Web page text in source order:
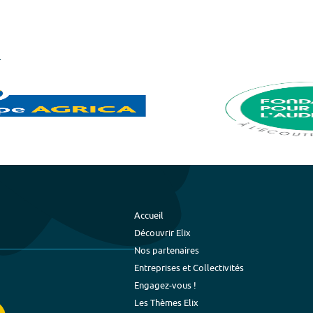
Accueil
Découvrir Elix
Nos partenaires
Entreprises et Collectivités
Engagez-vous !
Les Thèmes Elix